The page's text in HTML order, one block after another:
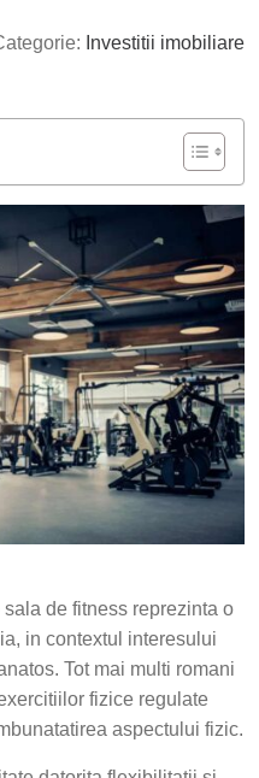
Investitii imobiliare
de fitness reprezinta o
in contextul interesului
Tot mai multi romani
fizice regulate
aspectului fizic.